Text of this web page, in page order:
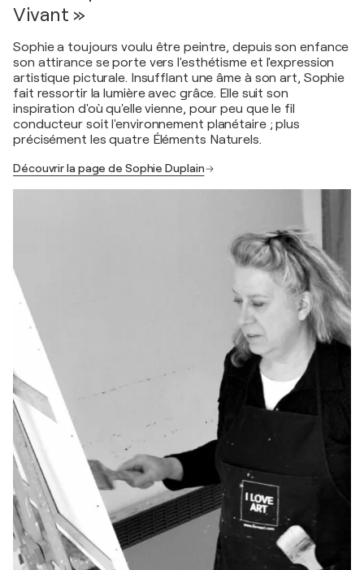
Vivant »
Sophie a toujours voulu être peintre, depuis son enfance
son attirance se porte vers l'esthétisme et l'expression
artistique picturale. Insufflant une âme à son art, Sophie
fait ressortir la lumière avec grâce. Elle suit son
inspiration d'où qu'elle vienne, pour peu que le fil
conducteur soit l'environnement planétaire ; plus
précisément les quatre Éléments Naturels.
Découvrir la page de Sophie Duplain